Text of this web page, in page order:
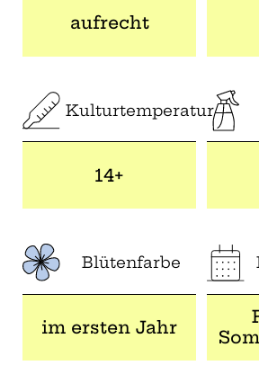
aufrecht
Kulturtemperatur
14+
Blütenfarbe
im ersten Jahr